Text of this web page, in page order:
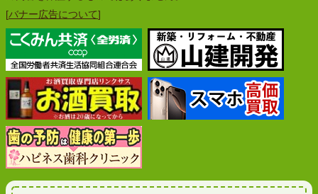
[バナー広告について]